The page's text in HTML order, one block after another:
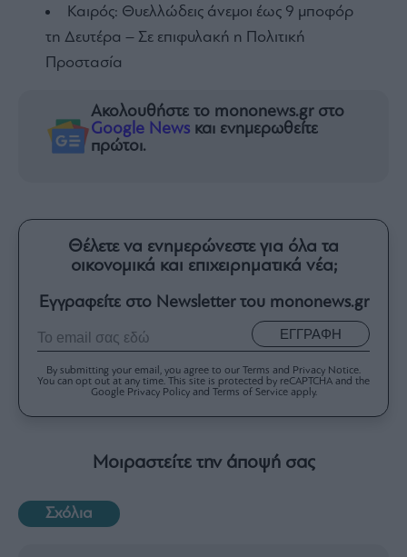
Καιρός: Θυελλώδεις άνεμοι έως 9 μποφόρ
τη Δευτέρα – Σε επιφυλακή η Πολιτική
Προστασία
Ακολουθήστε το mononews.gr στο
Google News και ενημερωθείτε
πρώτοι.
Θέλετε να ενημερώνεστε για όλα τα
οικονομικά και επιχειρηματικά νέα;
Εγγραφείτε στο Newsletter του mononews.gr
ΕΓΓΡΑΦΗ
By submitting your email, you agree to our Terms and Privacy Notice.
You can opt out at any time. This site is protected by reCAPTCHA and the
Google Privacy Policy and Terms of Service apply.
Μοιραστείτε την άποψή σας
Σχόλια